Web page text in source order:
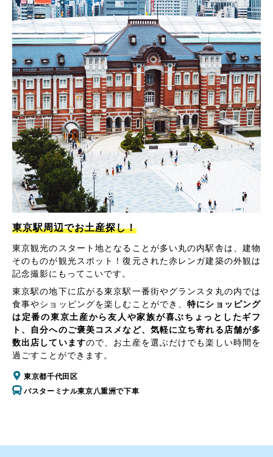
東京駅周辺でお土産探し！
東京観光のスタート地となることが多い丸の内駅舎は、建物
そのものが観光スポット！復元された赤レンガ建築の外観は
記念撮影にもってこいです。
東京駅の地下に広がる東京駅一番街やグランスタ丸の内では
食事やショッピングを楽しむことができ、特にショッピング
は定番の東京土産から友人や家族が喜ぶちょっとしたギフ
ト、自分へのご褒美コスメなど、気軽に立ち寄れる店舗が多
数出店していますので、お土産を選ぶだけでも楽しい時間を
過ごすことができます。
東京都千代田区
バスターミナル東京八重洲で下車